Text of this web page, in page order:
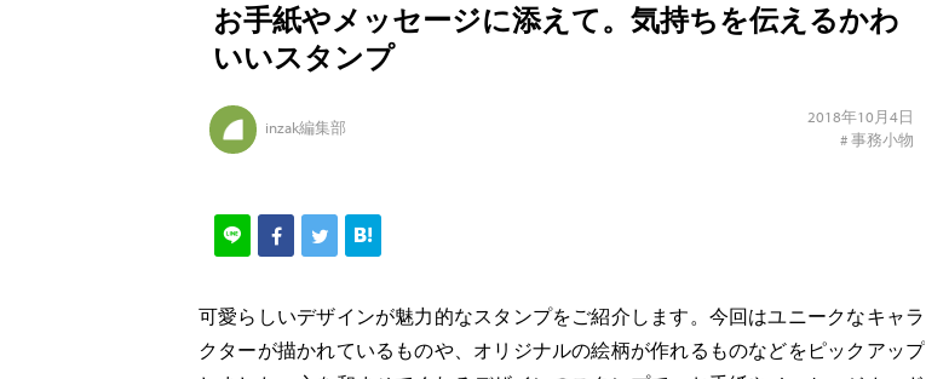
お手紙やメッセージに添えて。気持ちを伝えるかわ
いいスタンプ
inzak編集部
2018年10月4日
#事務小物
可愛らしいデザインが魅力的なスタンプをご紹介します。今回はユニークなキャラ
クターが描かれているものや、オリジナルの絵柄が作れるものなどをピックアップ